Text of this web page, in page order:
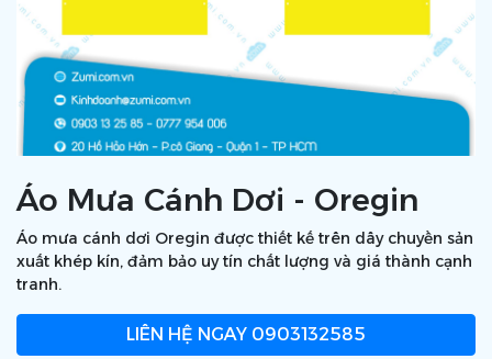
Áo Mưa Cánh Dơi - Oregin
Áo mưa cánh dơi Oregin được thiết kế trên dây chuyền sản
xuất khép kín, đảm bảo uy tín chất lượng và giá thành cạnh
tranh.
LIÊN HỆ NGAY 0903132585